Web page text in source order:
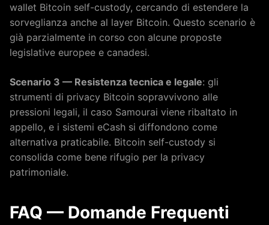
wallet Bitcoin self-custody, cercando di estendere la
sorveglianza anche al layer Bitcoin. Questo scenario è
già parzialmente in corso con alcune proposte
legislative europee e canadesi.
Scenario 3 — Resistenza tecnica e legale: gli
strumenti di privacy Bitcoin sopravvivono alle
pressioni legali, il caso Samourai viene ribaltato in
appello, e i sistemi eCash si diffondono come
alternativa praticabile. Bitcoin self-custody si
consolida come bene rifugio per la privacy
patrimoniale.
FAQ — Domande Frequenti